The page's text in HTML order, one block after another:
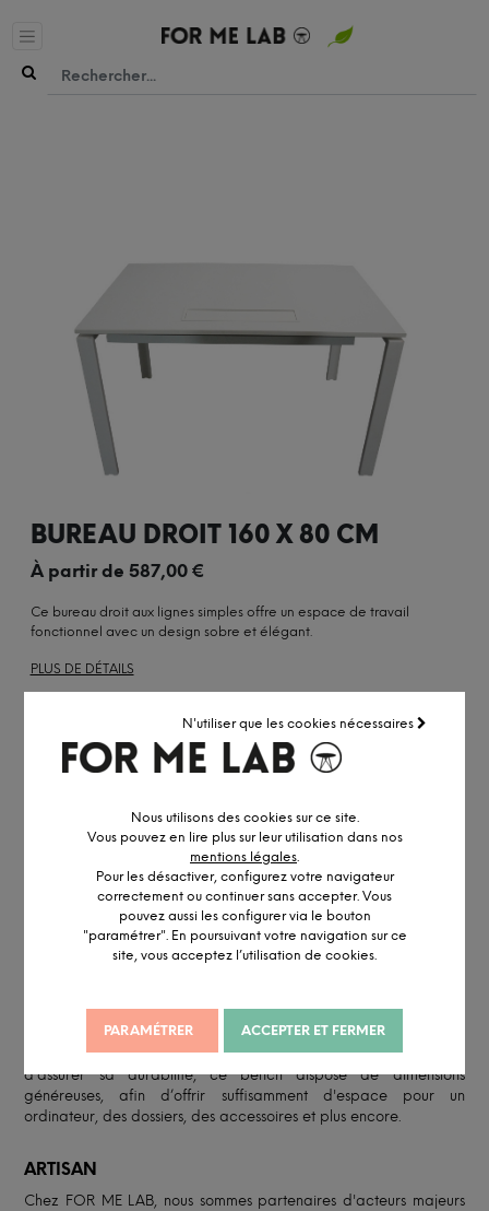
N'utiliser que les cookies nécessaires
Nous utilisons des cookies sur ce site.
Vous pouvez en lire plus sur leur utilisation dans nos
mentions légales
Pour les désactiver, configurez votre navigateur
correctement ou continuer sans accepter. Vous
pouvez aussi les configurer via le bouton
"paramétrer". En poursuivant votre navigation sur ce
site, vous acceptez l’utilisation de cookies.
PARAMÉTRER ACCEPTER ET FERMER
BUREAU DROIT 160 X 80 CM
À partir de 587,00€
Ce bureau droit aux lignes simples offre un espace de travail
fonctionnel avec un design sobre et élégant.
PLUS DE DÉTAILS
OBTENIR UN DEVIS PERSONNALISÉ
DESCRIPTION DÉTAILLÉE
INFORMATION ET PERSONNALISATION
travail fonctionnel et épuré. Son design tout en sobriété offre une
surface de travail spacieuse pour vos tâches
professionnelles.Réalisé avec des matériaux de qualité afin
d’assurer sa durabilité, ce bench dispose de dimensions
généreuses, afin d’offrir suffisamment d'espace pour un
ordinateur, des dossiers, des accessoires et plus encore.
ARTISAN
Chez FOR ME LAB, nous sommes partenaires d'acteurs majeurs